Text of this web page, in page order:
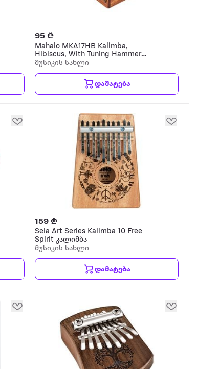
95 ₾
Mahalo MKA17HB Kalimba,
Hibiscus, With Tuning Hammer
And Carry Bag კალიმბა ჩანთით
მუსიკის სახლი
დამატება
159 ₾
Sela Art Series Kalimba 10 Free
Spirit კალიმბა
მუსიკის სახლი
დამატება